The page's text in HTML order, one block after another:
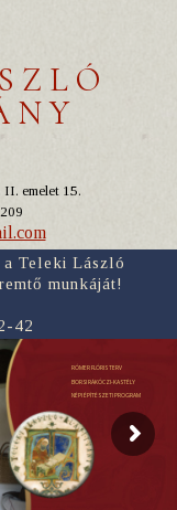
II. emelet 15.
Teleki László
munkáját!
42
RÓMER FLÓRIS TERV
BORSI RÁKÓCZI-KASTÉLY
NÉPI ÉPÍTÉSZETI PROGRAM